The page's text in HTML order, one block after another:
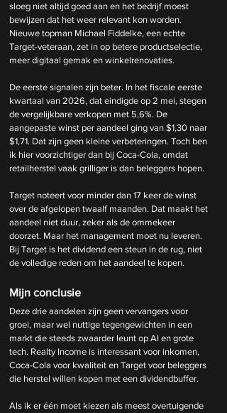
sloeg niet altijd goed aan en het bedrijf moest
bewijzen dat het weer relevant kon worden.
Nieuwe topman Michael Fiddelke, een echte
Target-veteraan, zet in op betere productselectie,
meer digitaal gemak en winkelrenovaties.
De eerste signalen zijn beter. In het fiscale eerste
kwartaal van 2026, dat eindigde op 2 mei, stegen
de vergelijkbare verkopen met 5,6%. De
aangepaste winst per aandeel ging van $1,30 naar
$1,71. Dat zijn geen kleine verbeteringen. Toch ben
ik hier voorzichtiger dan bij Coca-Cola, omdat
retailherstel vaak grilliger is dan beleggers hopen.
Target noteert voor minder dan 17 keer de winst
over de afgelopen twaalf maanden. Dat maakt het
aandeel niet duur, zeker als de ommekeer
doorzet. Maar het management moet nu leveren.
Bij Target is het dividend een steun in de rug, niet
de volledige reden om het aandeel te kopen.
Mijn conclusie
Deze drie aandelen zijn geen vervangers voor
groei, maar wel nuttige tegengewichten in een
markt die steeds zwaarder leunt op AI en grote
tech. Realty Income is interessant voor inkomen,
Coca-Cola voor kwaliteit en Target voor beleggers
die herstel willen kopen met een dividendbuffer.
Als ik er één moet kiezen als meest overtuigende